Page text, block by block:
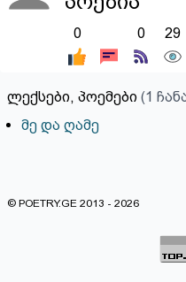
0 0 29
ლექსები, პოემები (1
მე და ღამე
© POETRY.GE 2013 - 2026